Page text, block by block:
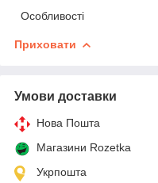
Особливості
Приховати
Умови доставки
Нова Пошта
Магазини Rozetka
Укрпошта